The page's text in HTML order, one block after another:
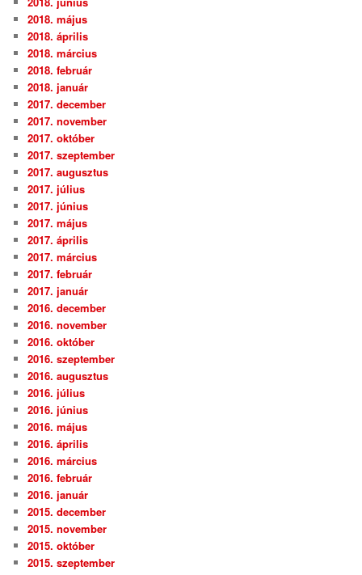
2018. május
2018. április
2018. március
2018. február
2018. január
2017. december
2017. november
2017. október
2017. szeptember
2017. augusztus
2017. július
2017. június
2017. május
2017. április
2017. március
2017. február
2017. január
2016. december
2016. november
2016. október
2016. szeptember
2016. augusztus
2016. július
2016. június
2016. május
2016. április
2016. március
2016. február
2016. január
2015. december
2015. november
2015. október
2015. szeptember